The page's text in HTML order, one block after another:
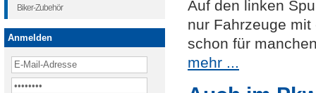
Auf den linken
nur Fahrzeuge
schon für
mehr ...
Biker-Zubehör
Anmelden